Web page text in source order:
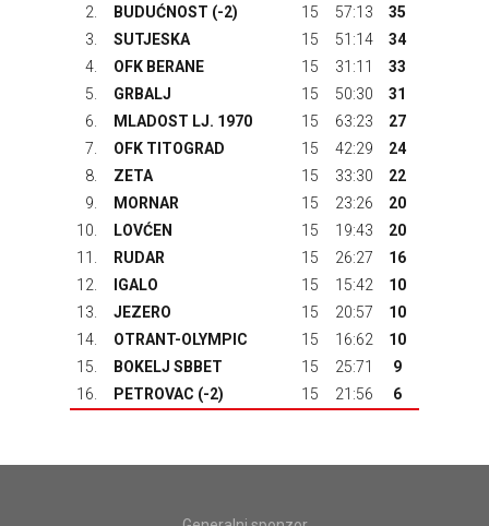
2.
BUDUĆNOST (-2) 15 57:13
35
3.
SUTJESKA 15 51:14
34
4.
OFK BERANE 15 31:11
33
5.
GRBALJ 15 50:30
31
6.
MLADOST LJ. 1970 15 63:23
27
7.
OFK TITOGRAD 15 42:29
24
8.
ZETA 15 33:30
22
9.
MORNAR 15 23:26
20
10.
LOVĆEN 15 19:43
20
11.
RUDAR 15 26:27
16
12.
IGALO 15 15:42
10
13.
JEZERO 15 20:57
10
14.
OTRANT-OLYMPIC 15 16:62
10
15.
BOKELJ SBBET 15 25:71
9
16.
PETROVAC (-2) 15 21:56 6